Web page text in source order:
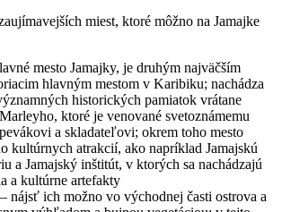
miest, ktoré môžno na Jamajke
mesto Jamajky, je druhým najväčším
hlavným mestom v Karibiku; nachádza
historických pamiatok vrátane
ktoré je venované svetoznámemu
a skladateľovi; okrem toho mesto
kultúrnych atrakcií, ako napríklad Jamajskú
a Jamajský inštitút, v ktorých sa nachádzajú
a kultúrne artefakty
– nájsť ich možno vo východnej časti ostrova a